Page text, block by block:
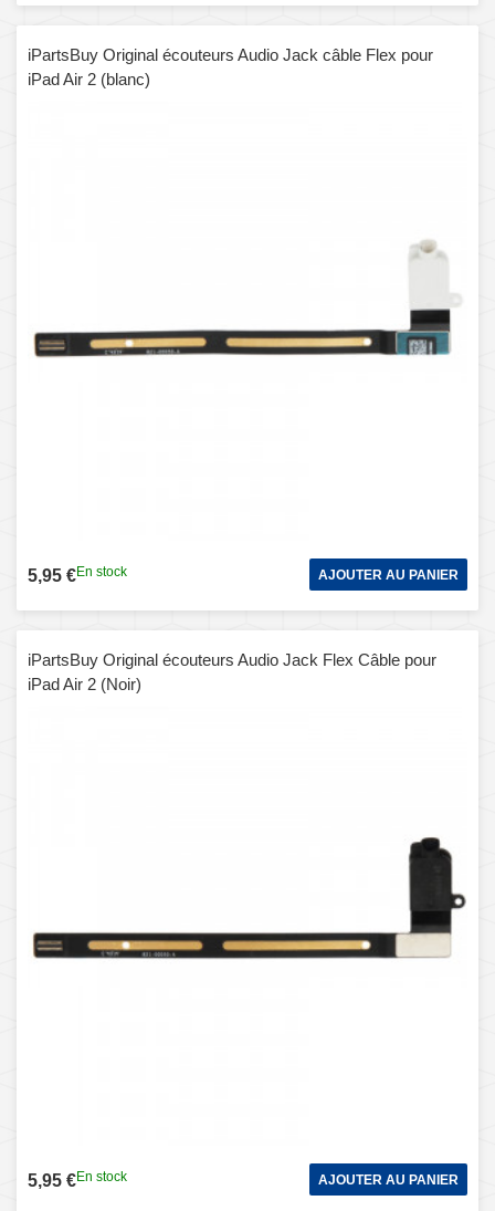
iPartsBuy Original écouteurs Audio Jack câble Flex pour
iPad Air 2 (blanc)
5,95 €En stock AJOUTER AU PANIER
iPartsBuy Original écouteurs Audio Jack Flex Câble pour
iPad Air 2 (Noir)
5,95 €En stock AJOUTER AU PANIER